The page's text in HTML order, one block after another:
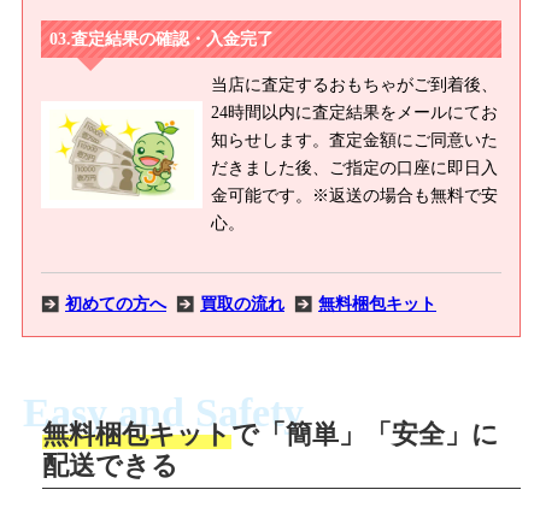
査定結果の確認・入金完了
当店に査定するおもちゃがご到着後、
24時間以内に査定結果をメールにてお
知らせします。査定金額にご同意いた
だきました後、ご指定の口座に即日入
金可能です。※返送の場合も無料で安
心。
初めての方へ 買取の流れ 無料梱包キット
商品撮影
LINEの友だち追加・査定画像を送信
Easy and Safety
無料梱包キットで「簡単」「安全」に
配送できる